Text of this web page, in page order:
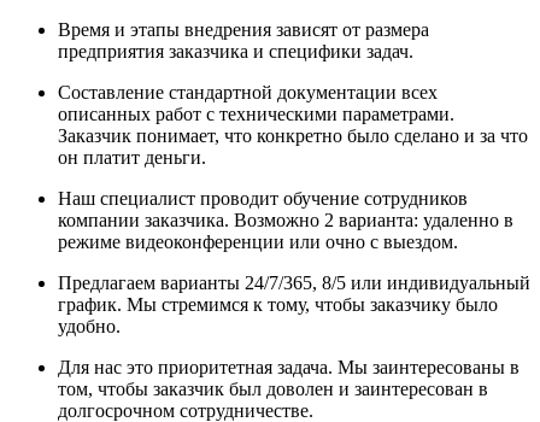
Время и этапы внедрения зависят от размера
предприятия заказчика и специфики задач.
Составление стандартной документации всех
описанных работ с техническими параметрами.
Заказчик понимает, что конкретно было сделано и за что
он платит деньги.
Наш специалист проводит обучение сотрудников
компании заказчика. Возможно 2 варианта: удаленно в
режиме видеоконференции или очно с выездом.
Предлагаем варианты 24/7/365, 8/5 или индивидуальный
график. Мы стремимся к тому, чтобы заказчику было
удобно.
Для нас это приоритетная задача. Мы заинтересованы в
том, чтобы заказчик был доволен и заинтересован в
долгосрочном сотрудничестве.